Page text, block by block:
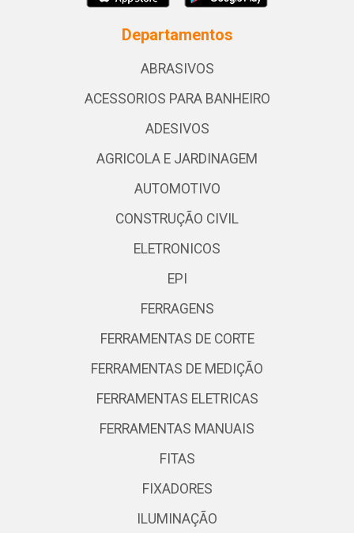
Departamentos
ABRASIVOS
ACESSORIOS PARA BANHEIRO
ADESIVOS
AGRICOLA E JARDINAGEM
AUTOMOTIVO
CONSTRUÇÃO CIVIL
ELETRONICOS
EPI
FERRAGENS
FERRAMENTAS DE CORTE
FERRAMENTAS DE MEDIÇÃO
FERRAMENTAS ELETRICAS
FERRAMENTAS MANUAIS
FITAS
FIXADORES
ILUMINAÇÃO